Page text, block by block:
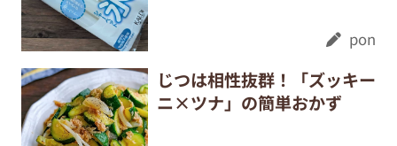
pon
じつは相性抜群！「ズッキー
ニ×ツナ」の簡単おかず